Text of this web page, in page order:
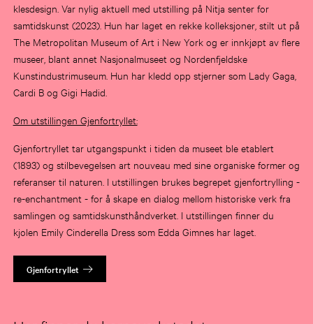
klesdesign. Var nylig aktuell med utstilling på Nitja senter for
samtidskunst (2023). Hun har laget en rekke kolleksjoner, stilt ut på
The Metropolitan Museum of Art i New York og er innkjøpt av flere
museer, blant annet Nasjonalmuseet og Nordenfjeldske
Kunstindustrimuseum. Hun har kledd opp stjerner som Lady Gaga,
Cardi B og Gigi Hadid.
Om utstillingen Gjenfortryllet:
Gjenfortryllet tar utgangspunkt i tiden da museet ble etablert
(1893) og stilbevegelsen art nouveau med sine organiske former og
referanser til naturen. I utstillingen brukes begrepet gjenfortrylling -
re-enchantment - for å skape en dialog mellom historiske verk fra
samlingen og samtidskunsthåndverket. I utstillingen finner du
kjolen Emily Cinderella Dress som Edda Gimnes har laget.
Gjenfortryllet